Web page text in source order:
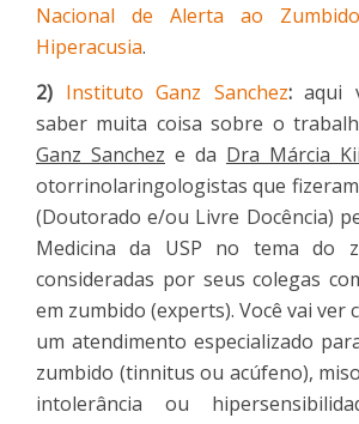
Nacional de Alerta ao
Hiperacusia.
2) Instituto Ganz Sanchez:aqui
saber muita coisa sobre o
Ganz Sanchez e da Dra Márcia Kii
otorrinolaringologistas que
(Doutorado e/ou Livre Docência)
Medicina da USP no tema do
consideradas por seus colegas
em zumbido (experts). Você vai ver
um atendimento especializado
zumbido (tinnitus ou acúfeno),
intolerância ou